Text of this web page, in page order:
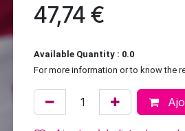
47,74 €
Available Quantity : 0.0
For more information or to know the